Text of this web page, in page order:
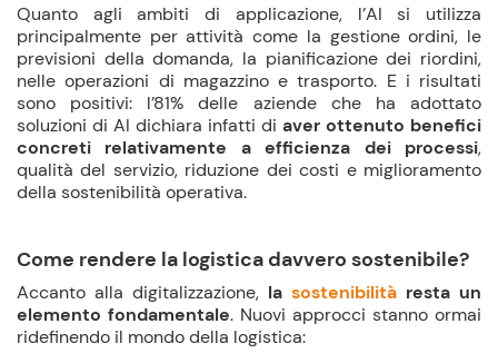
Quanto agli ambiti di applicazione, l’AI si utilizza
principalmente per attività come la gestione ordini, le
previsioni della domanda, la pianificazione dei riordini,
nelle operazioni di magazzino e trasporto. E i risultati
sono positivi: l’81% delle aziende che ha adottato
soluzioni di AI dichiara infatti di aver ottenuto benefici
concreti relativamente a efficienza dei processi,
qualità del servizio, riduzione dei costi e miglioramento
della sostenibilità operativa.
Come rendere la logistica davvero sostenibile?
Accanto alla digitalizzazione, la sostenibilità resta un
elemento fondamentale. Nuovi approcci stanno ormai
ridefinendo il mondo della logistica: